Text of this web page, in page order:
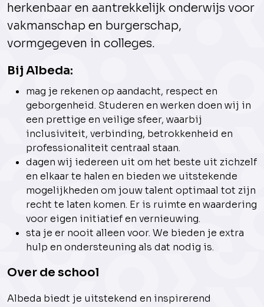
herkenbaar en aantrekkelijk onderwijs voor
vakmanschap en burgerschap,
vormgegeven in colleges.
Bij Albeda:
mag je rekenen op aandacht, respect en
geborgenheid. Studeren en werken doen wij in
een prettige en veilige sfeer, waarbij
inclusiviteit, verbinding, betrokkenheid en
professionaliteit centraal staan.
dagen wij iedereen uit om het beste uit zichzelf
en elkaar te halen en bieden we uitstekende
mogelijkheden om jouw talent optimaal tot zijn
recht te laten komen. Er is ruimte en waardering
voor eigen initiatief en vernieuwing.
sta je er nooit alleen voor. We bieden je extra
hulp en ondersteuning als dat nodig is.
Over de school
Albeda biedt je uitstekend en inspirerend